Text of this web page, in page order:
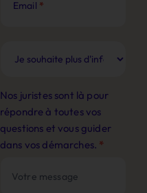
Email *
Nos juristes sont là pour
répondre à toutes vos
questions et vous guider
dans vos démarches. *